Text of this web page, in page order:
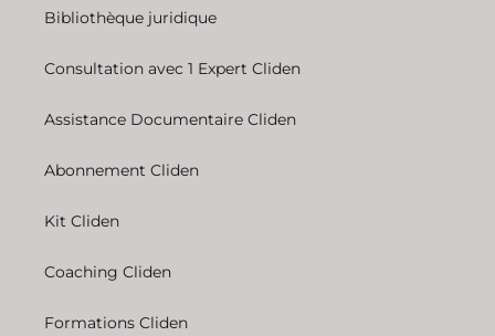
Bibliothèque juridique
Consultation avec 1 Expert Cliden
Assistance Documentaire Cliden
Abonnement Cliden
Kit Cliden
Coaching Cliden
Formations Cliden